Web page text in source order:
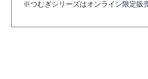
つむぎシリーズはオンライン限定販